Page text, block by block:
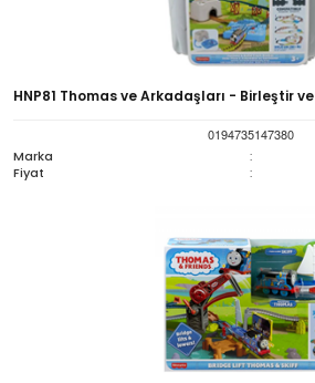
HNP81 Thomas ve Arkadaşları - Birleştir
0194735147380
Marka
:
Fiyat :